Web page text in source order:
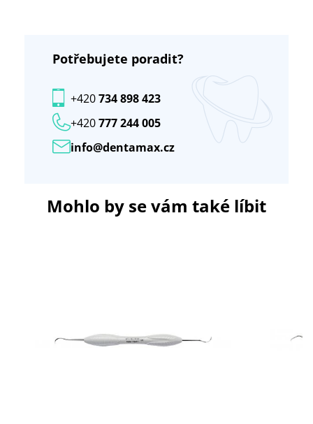
Potřebujete poradit?
info@dentamax.cz
+420777 244 005
+420734 898 423
Mohlo by se vám také líbit